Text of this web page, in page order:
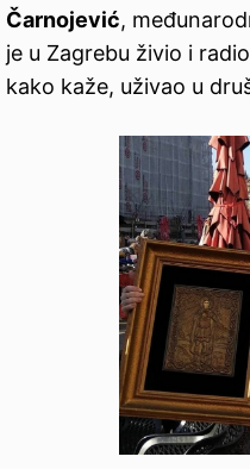
Čarnojević,
je u Zagrebu živio i
kako kaže, uživao u